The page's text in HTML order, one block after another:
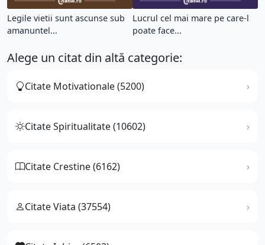
Legile vietii sunt ascunse sub
amanuntel...
Lucrul cel mai mare pe care-l
poate face...
Alege un citat din altă categorie:
Citate Motivationale (5200)
Citate Spiritualitate (10602)
Citate Crestine (6162)
Citate Viata (37554)